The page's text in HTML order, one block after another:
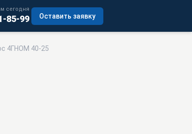
сегодня
85-99 Оставить заявку
4ГНОМ 40-25